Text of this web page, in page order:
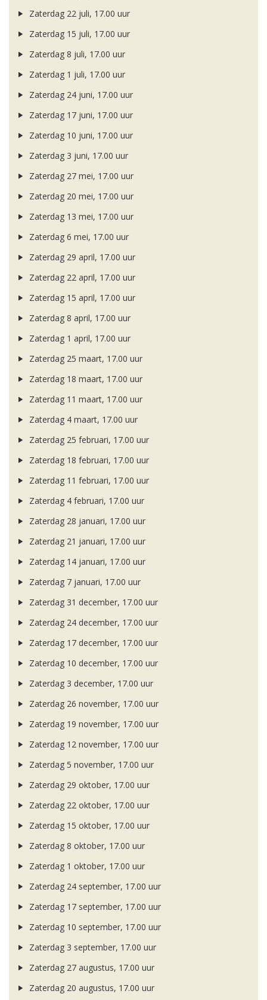
Zaterdag 22 juli, 17.00 uur
Zaterdag 15 juli, 17.00 uur
Zaterdag 8 juli, 17.00 uur
Zaterdag 1 juli, 17.00 uur
Zaterdag 24 juni, 17.00 uur
Zaterdag 17 juni, 17.00 uur
Zaterdag 10 juni, 17.00 uur
Zaterdag 3 juni, 17.00 uur
Zaterdag 27 mei, 17.00 uur
Zaterdag 20 mei, 17.00 uur
Zaterdag 13 mei, 17.00 uur
Zaterdag 6 mei, 17.00 uur
Zaterdag 29 april, 17.00 uur
Zaterdag 22 april, 17.00 uur
Zaterdag 15 april, 17.00 uur
Zaterdag 8 april, 17.00 uur
Zaterdag 1 april, 17.00 uur
Zaterdag 25 maart, 17.00 uur
Zaterdag 18 maart, 17.00 uur
Zaterdag 11 maart, 17.00 uur
Zaterdag 4 maart, 17.00 uur
Zaterdag 25 februari, 17.00 uur
Zaterdag 18 februari, 17.00 uur
Zaterdag 11 februari, 17.00 uur
Zaterdag 4 februari, 17.00 uur
Zaterdag 28 januari, 17.00 uur
Zaterdag 21 januari, 17.00 uur
Zaterdag 14 januari, 17.00 uur
Zaterdag 7 januari, 17.00 uur
Zaterdag 31 december, 17.00 uur
Zaterdag 24 december, 17.00 uur
Zaterdag 17 december, 17.00 uur
Zaterdag 10 december, 17.00 uur
Zaterdag 3 december, 17.00 uur
Zaterdag 26 november, 17.00 uur
Zaterdag 19 november, 17.00 uur
Zaterdag 12 november, 17.00 uur
Zaterdag 5 november, 17.00 uur
Zaterdag 29 oktober, 17.00 uur
Zaterdag 22 oktober, 17.00 uur
Zaterdag 15 oktober, 17.00 uur
Zaterdag 8 oktober, 17.00 uur
Zaterdag 1 oktober, 17.00 uur
Zaterdag 24 september, 17.00 uur
Zaterdag 17 september, 17.00 uur
Zaterdag 10 september, 17.00 uur
Zaterdag 3 september, 17.00 uur
Zaterdag 27 augustus, 17.00 uur
Zaterdag 20 augustus, 17.00 uur